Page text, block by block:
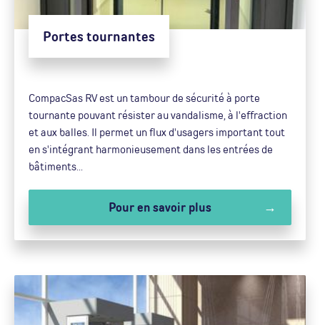
Portes tournantes
CompacSas RV est un tambour de sécurité à porte
tournante pouvant résister au vandalisme, à l'effraction
et aux balles. Il permet un flux d'usagers important tout
en s'intégrant harmonieusement dans les entrées de
bâtiments...
Pour en savoir plus